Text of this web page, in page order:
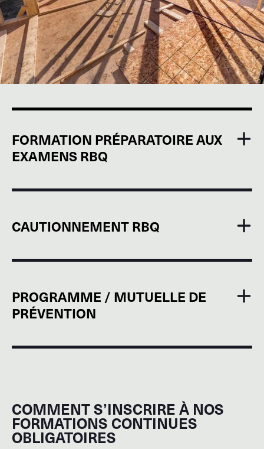
FORMATION PRÉPARATOIRE AUX
EXAMENS RBQ
CAUTIONNEMENT RBQ
PROGRAMME / MUTUELLE DE
PRÉVENTION
COMMENT S’INSCRIRE À NOS
FORMATIONS CONTINUES
OBLIGATOIRES